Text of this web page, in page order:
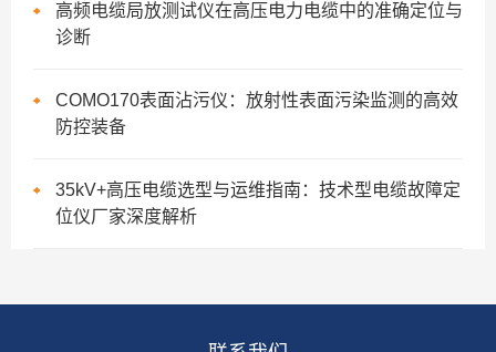
高频电缆局放测试仪在高压电力电缆中的准确定位与
诊断
COMO170表面沾污仪：放射性表面污染监测的高效
防控装备
35kV+高压电缆选型与运维指南：技术型电缆故障定
位仪厂家深度解析